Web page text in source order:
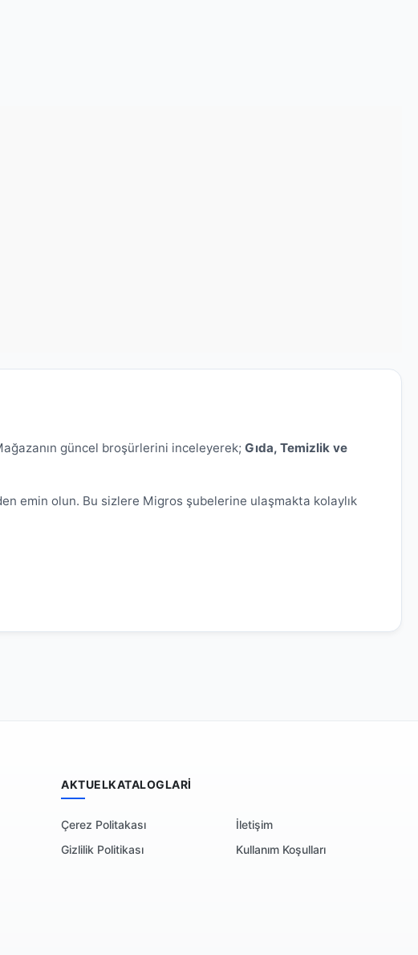
güncel broşürlerini inceleyerek; Gıda, Temizlik ve
emin olun. Bu sizlere Migros şubelerine ulaşmakta kolaylık
AKTUELKATALOGLARI
Çerez Politakası
Gizlilik Politikası
İletişim
Kullanım Koşulları